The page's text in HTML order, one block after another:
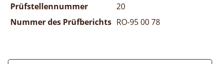
Prüfstellennummer
20
Nummer des Prüfberichts RO-95 00 78